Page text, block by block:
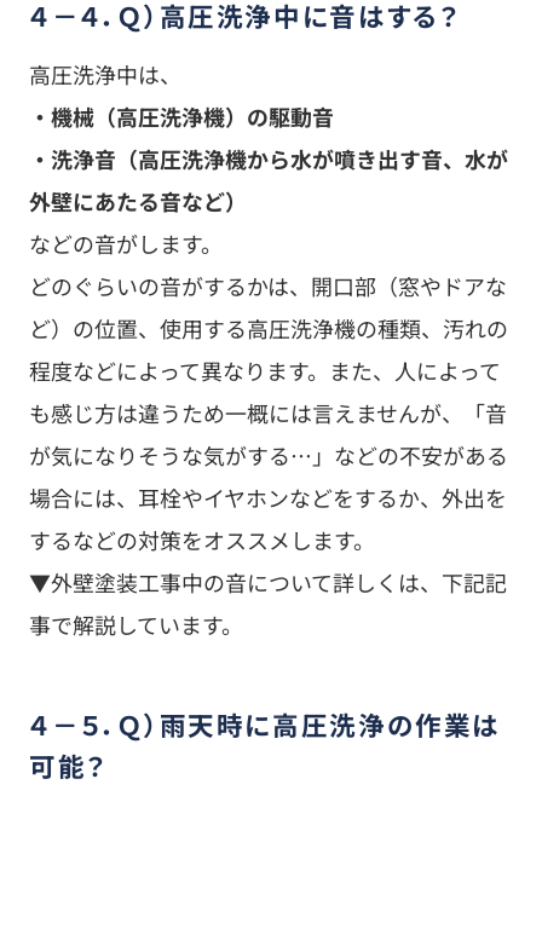
どのぐらいの音がするかは、開口部（窓やドアな
ど）の位置、使用する高圧洗浄機の種類、汚れの
程度などによって異なります。また、人によって
も感じ方は違うため一概には言えませんが、「音
が気になりそうな気がする…」などの不安がある
場合には、耳栓やイヤホンなどをするか、外出を
するなどの対策をオススメします。
▼外壁塗装工事中の音について詳しくは、下記記
事で解説しています。
４－５．Ｑ）雨天時に高圧洗浄の作業は
可能？
は、中止となることもあります。
その日の高圧洗浄の実施 or 延期が決まるタイミ